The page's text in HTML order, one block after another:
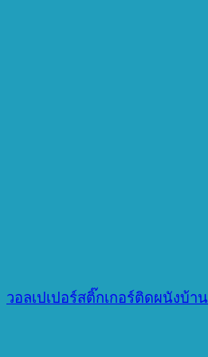
วอลเปเปอร์สติ๊กเกอร์ติดผนังบ้าน